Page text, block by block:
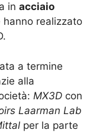
in acciaio
realizzato
a termine
alla
MX3D con
Laarman Lab
per la parte